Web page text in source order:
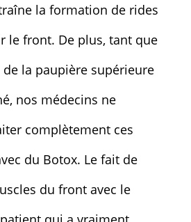
la formation de rides
le front. De plus, tant que
de la paupière supérieure
nos médecins ne
complètement ces
du Botox. Le fait de
du front avec le